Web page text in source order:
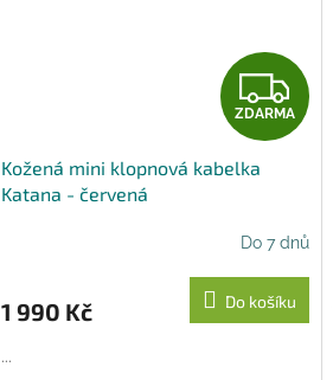
Z
D
R
M
A
ZDARMA
Kožená mini klopnová kabelka
Katana - červená
Do 7 dnů
1 990 Kč Do košíku
...